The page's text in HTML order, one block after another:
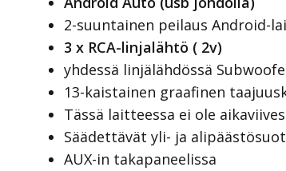
2-suuntainen peilaus Android-
3 x RCA-linjalähtö ( 2v)
yhdessä linjälähdössä
13-kaistainen graafinen
Tässä laitteessa ei ole
Säädettävät yli- ja
AUX-in takapaneelissa